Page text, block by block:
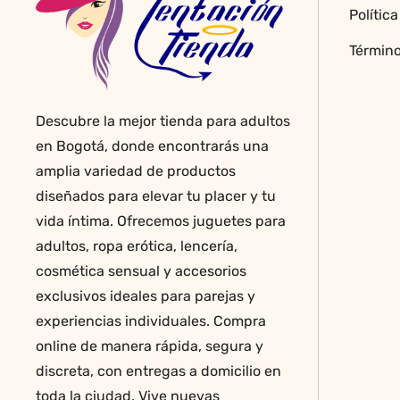
la
página
producto
Descubre la mejor tienda para adultos
en Bogotá, donde encontrarás una
amplia variedad de productos
diseñados para elevar tu placer y tu
vida íntima. Ofrecemos juguetes para
adultos, ropa erótica, lencería,
cosmética sensual y accesorios
exclusivos ideales para parejas y
experiencias individuales. Compra
online de manera rápida, segura y
discreta, con entregas a domicilio en
toda la ciudad. Vive nuevas